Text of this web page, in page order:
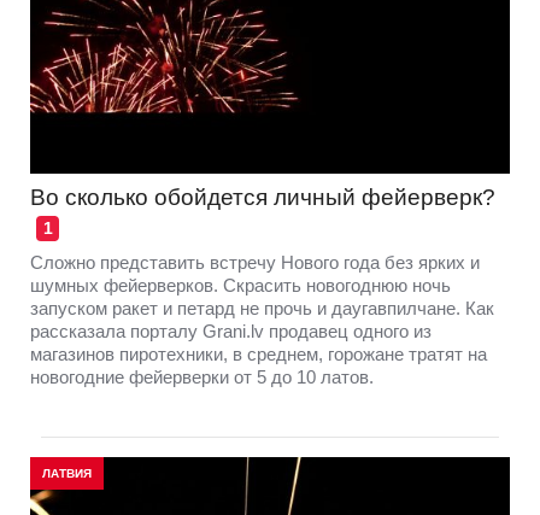
Во сколько обойдется личный фейерверк?
1
Сложно представить встречу Нового года без ярких и
шумных фейерверков. Скрасить новогоднюю ночь
запуском ракет и петард не прочь и даугавпилчане. Как
рассказала порталу Grani.lv продавец одного из
магазинов пиротехники, в среднем, горожане тратят на
новогодние фейерверки от 5 до 10 латов.
ЛАТВИЯ